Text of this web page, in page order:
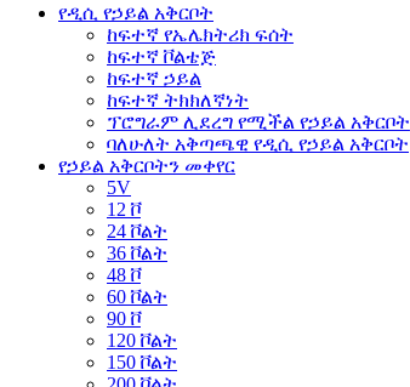
የዲሲ የኃይል አቅርቦት
ከፍተኛ የኤሌክትሪክ ፍሰት
ከፍተኛ ቮልቴጅ
ከፍተኛ ኃይል
ከፍተኛ ትክክለኛነት
ፕሮግራም ሊደረግ የሚችል የኃይል አቅርቦት
ባለሁለት አቅጣጫዊ የዲሲ የኃይል አቅርቦት
የኃይል አቅርቦትን መቀየር
5V
12 ቮ
24 ቮልት
36 ቮልት
48 ቮ
60 ቮልት
90 ቮ
120 ቮልት
150 ቮልት